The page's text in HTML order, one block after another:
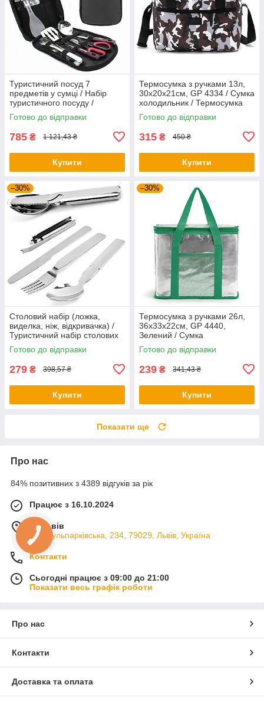
Туристичний посуд 7
предметів у сумці / Набір
туристичного посуду /
Кухонне приладдя для
кемпінгу
Готово до відправки
785 ₴ 1 121,43 ₴
Купити
Термосумка з ручками 13л,
30х20х21см, GP 4334 / Сумка
холодильник / Термосумка
для їжі та напоїв
Готово до відправки
315 ₴ 450 ₴
Купити
–30%
Столовий набір (ложка,
виделка, ніж, відкривачка) /
Туристичний набір столових
приборів
Готово до відправки
279 ₴ 398,57 ₴
Купити
–30%
Термосумка з ручками 26л,
36x33x22см, GP 4440,
Зелений / Сумка
холодильник / Сумка термос /
Термосумка для їжі
Готово до відправки
239 ₴ 341,43 ₴
Купити
Показати ще
Про нас
84% позитивних з 4389 відгуків за рік
Працює з 16.10.2024
м. Львів
вул. Кульпарківська, 234, 79029, Львів, Україна
Контакти
Сьогодні працює з 09:00 до 21:00
Показати весь графік роботи
Про нас
Контакти
Доставка та оплата